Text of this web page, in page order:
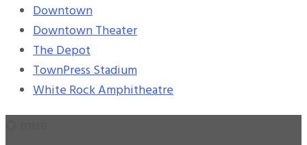
Downtown
Downtown Theater
The Depot
TownPress Stadium
White Rock Amphitheatre